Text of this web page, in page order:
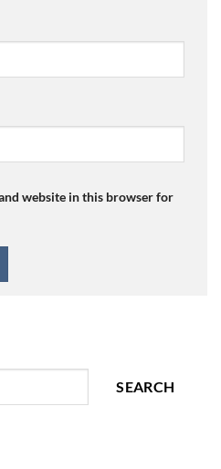
website in this browser for
SEARCH